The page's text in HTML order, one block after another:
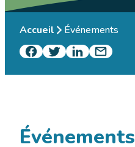
Accueil Événements
Événements